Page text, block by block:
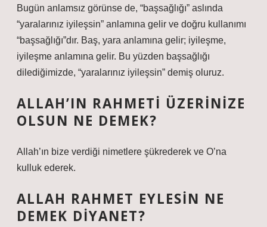
Bugün anlamsız görünse de, “başsağlığı” aslında
“yaralarınız iyileşsin” anlamına gelir ve doğru kullanımı
“başsağlığı”dır. Baş, yara anlamına gelir; iyileşme,
iyileşme anlamına gelir. Bu yüzden başsağlığı
dilediğimizde, “yaralarınız iyileşsin” demiş oluruz.
ALLAH’IN RAHMETI ÜZERINIZE
OLSUN NE DEMEK?
Allah’ın bize verdiği nimetlere şükrederek ve O’na
kulluk ederek.
ALLAH RAHMET EYLESIN NE
DEMEK DIYANET?